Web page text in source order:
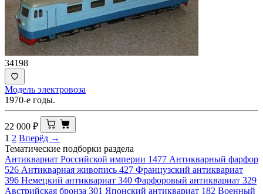
34198
Модель электровоза
1970-е годы.
22 000 ₽
1 2 Вперёд →
Тематические подборки раздела
Антиквариат Российской империи 1477 Антикварный фарфор
526 Антикварная живопись 427 Французский антиквариат
396 Немецкий антиквариат 340 Фарфоровый антиквариат 329
Австрийская бронза 301 Японский антиквариат 182 Военный